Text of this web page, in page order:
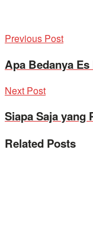
Previous Post
Apa Bedanya
Next Post
Siapa Saja yang
Related Posts